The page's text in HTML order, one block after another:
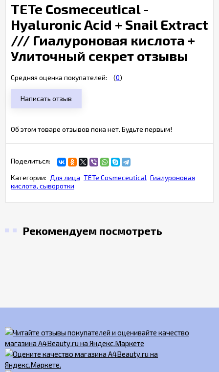
TETe Cosmeceutical -
Hyaluronic Acid + Snail Extract
/// Гиалуроновая кислота +
Улиточный секрет отзывы
Средняя оценка покупателей: (0)
Написать отзыв
Об этом товаре отзывов пока нет. Будьте первым!
Поделиться:
Категории: Для лица TETe Cosmeceutical Гиалуроновая
кислота, сыворотки
Рекомендуем посмотреть